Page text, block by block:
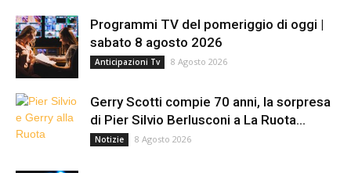
Programmi TV del pomeriggio di oggi |
sabato 8 agosto 2026
Anticipazioni Tv 8 Agosto 2026
Gerry Scotti compie 70 anni, la sorpresa
di Pier Silvio Berlusconi a La Ruota...
Notizie 8 Agosto 2026